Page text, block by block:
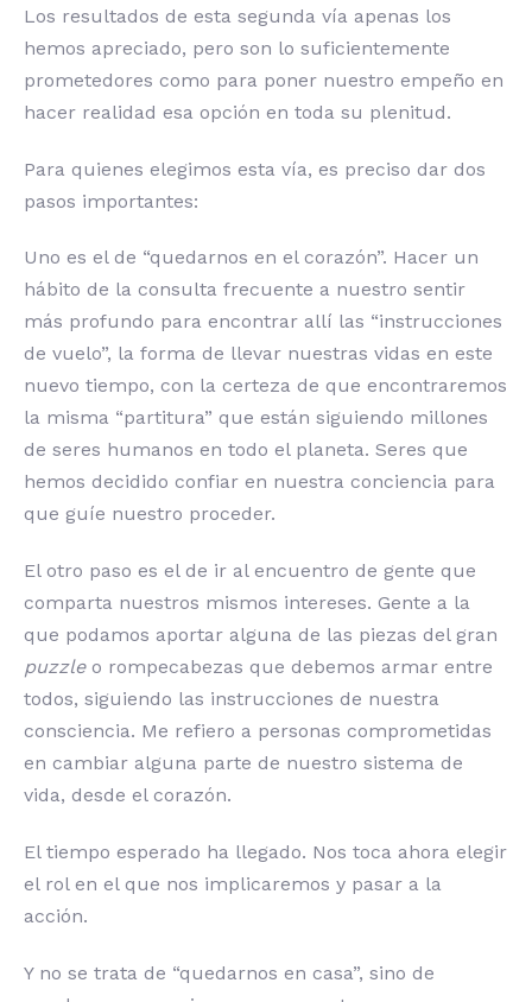
Los resultados de esta segunda vía apenas los
hemos apreciado, pero son lo suficientemente
prometedores como para poner nuestro empeño en
hacer realidad esa opción en toda su plenitud.
Para quienes elegimos esta vía, es preciso dar dos
pasos importantes:
Uno es el de “quedarnos en el corazón”. Hacer un
hábito de la consulta frecuente a nuestro sentir
más profundo para encontrar allí las “instrucciones
de vuelo”, la forma de llevar nuestras vidas en este
nuevo tiempo, con la certeza de que encontraremos
la misma “partitura” que están siguiendo millones
de seres humanos en todo el planeta. Seres que
hemos decidido confiar en nuestra conciencia para
que guíe nuestro proceder.
El otro paso es el de ir al encuentro de gente que
comparta nuestros mismos intereses. Gente a la
que podamos aportar alguna de las piezas del gran
puzzleo rompecabezas que debemos armar entre
todos, siguiendo las instrucciones de nuestra
consciencia. Me refiero a personas comprometidas
en cambiar alguna parte de nuestro sistema de
vida, desde el corazón.
El tiempo esperado ha llegado. Nos toca ahora elegir
el rol en el que nos implicaremos y pasar a la
acción.
Y no se trata de “quedarnos en casa”, sino de